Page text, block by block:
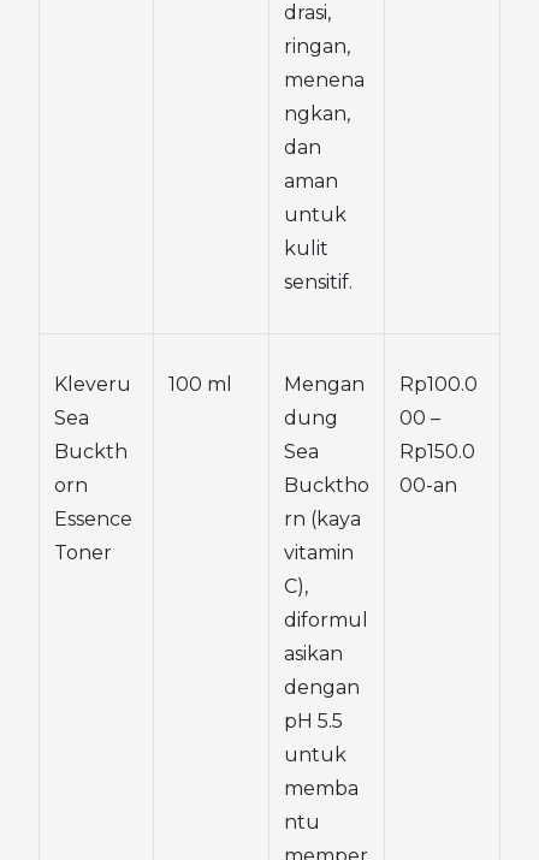
drasi,
ringan,
menena
ngkan,
dan
aman
untuk
kulit
sensitif.
Kleveru
Sea
Buckth
orn
Essence
Toner
100 ml
Mengan
dung
Sea
Bucktho
rn (kaya
vitamin
C),
diformul
asikan
dengan
pH 5.5
untuk
memba
ntu
Rp100.0
00 –
Rp150.0
00-an